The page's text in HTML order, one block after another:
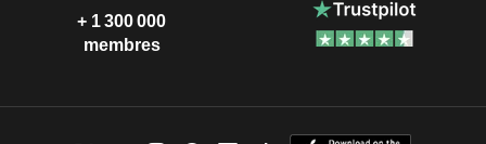
+ 1 300 000
membres